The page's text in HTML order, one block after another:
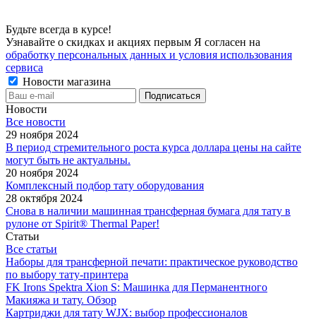
Будьте всегда в курсе!
Узнавайте о скидках и акциях первым Я согласен на
обработку персональных данных и условия использования
сервиса
Новости магазина
Новости
Все новости
29 ноября 2024
В период стремительного роста курса доллара цены на сайте
могут быть не актуальны.
20 ноября 2024
Комплексный подбор тату оборудования
28 октября 2024
Снова в наличии машинная трансферная бумага для тату в
рулоне от Spirit® Thermal Paper!
Статьи
Все статьи
Наборы для трансферной печати: практическое руководство
по выбору тату‑принтера
FK Irons Spektra Xion S: Машинка для Перманентного
Макияжа и тату. Обзор
Картриджи для тату WJX: выбор профессионалов